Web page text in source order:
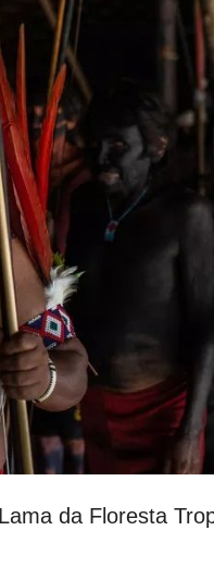
da Floresta